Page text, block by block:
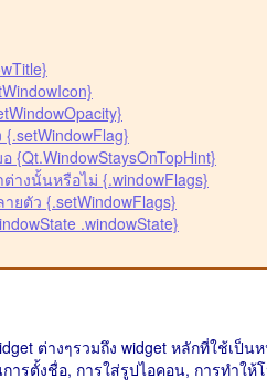
งนั้นหรือไม่ {.windowFlags}
ตัว {.setWindowFlags}
.windowState}
ต่างๆรวมถึง widget หลักที่ใช้เป็
ารตั้งชื่อ, การใส่รูปไอคอน, การทำใ